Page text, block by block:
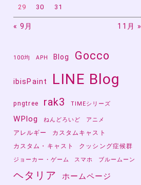
29 30 31
« 9月 11月 »
100均 APH Blog Gocco
ibisPaint LINE Blog
pngtree rak3 TIMEシリーズ
WPlog ねんどろいど アニメ
アレルギー
カスタムキャスト
カスタム・キャスト
クッシング症候群
ジョーカー・ゲーム スマホ ブルームーン
ヘタリア ホームページ